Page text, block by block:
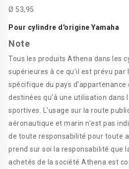
Ø 53,95
Pour cylindre d'origine Yamaha
Note
Tous les produits Athena dans les
supérieures à ce qu'il est prévu par
spécifique du pays
destinées qu'à une utilisation dans
sportives. L'usage sur la route
aéronautique et marin n'est pas
de toute responsabilité pour toute
prend sur soi la responsabilité que
achetés de la société Athena est